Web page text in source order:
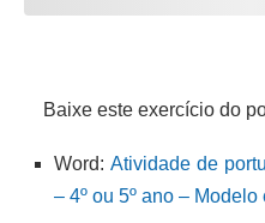
Baixe este exercício do
Word: Atividade de
– 4º ou 5º ano – Modelo